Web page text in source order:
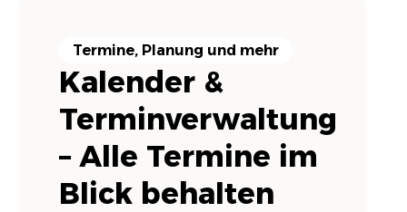
Termine, Planung und mehr
Kalender &
Terminverwaltung
– Alle Termine im
Blick behalten